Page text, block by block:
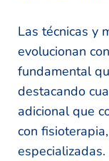
Las técnicas y
evolucionan
fundamental
destacando
adicional que
con